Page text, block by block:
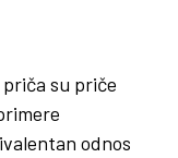
priča su priče
odnos